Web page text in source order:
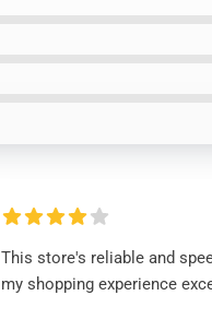
This store's reliable and
my shopping experience